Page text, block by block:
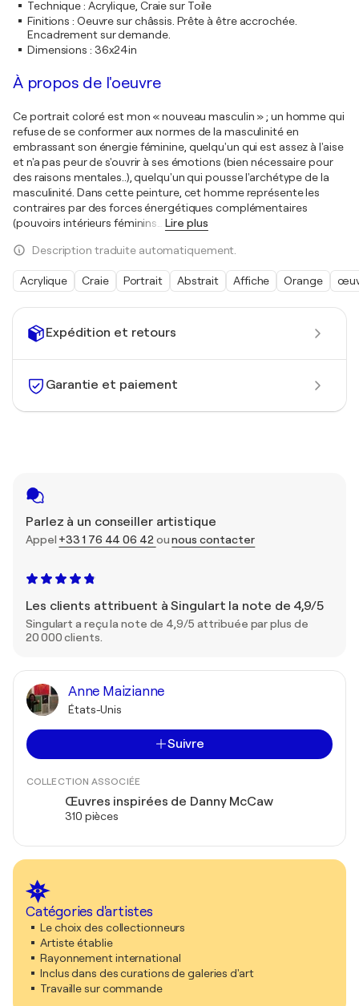
Expédition et retours
Garantie et paiement
Parlez à un conseiller artistique
Appel +33 1 76 44 06 42 ounous contacter
Les clients attribuent à Singulart la note de 4,9/5
Singulart a reçu la note de 4,9/5 attribuée par plus de
20 000 clients.
Anne Maizianne
États-Unis
Suivre
COLLECTION ASSOCIÉE
Œuvres inspirées de Danny McCaw
310 pièces
Catégories d'artistes
Le choix des collectionneurs
Artiste établie
Rayonnement international
Inclus dans des curations de galeries d'art
Travaille sur commande
Technique: Acrylique, Craie sur Toile
Finitions : Oeuvre sur châssis. Prête à être accrochée.
Encadrement sur demande.
Dimensions : 36x24in
À propos de l'oeuvre
Ce portrait coloré est mon « nouveau masculin » ; un homme qui
refuse de se conformer aux normes de la masculinité en
embrassant son énergie féminine, quelqu'un qui est assez à l'aise
et n'a pas peur de s'ouvrir à ses émotions (bien nécessaire pour
des raisons mentales..), quelqu'un qui pousse l'archétype de la
masculinité. Dans cette peinture, cet homme représente les
contraires par des forces énergétiques complémentaires
(pouvoirs intérieurs féminins
Lire plus
Description traduite automatiquement.
Acrylique Craie Portrait Abstrait Affiche Orange